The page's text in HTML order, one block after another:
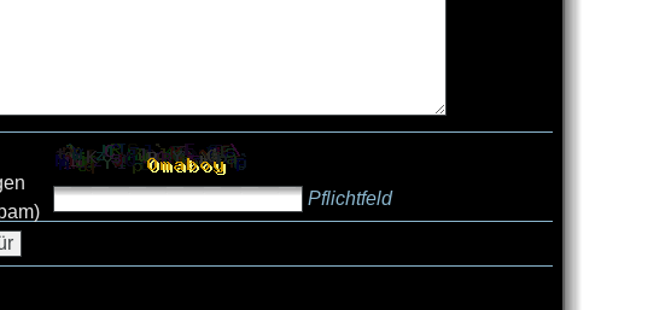
Pflichtfeld